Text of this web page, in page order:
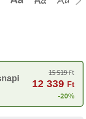
15 519Ft
12 339 Ft
-20%